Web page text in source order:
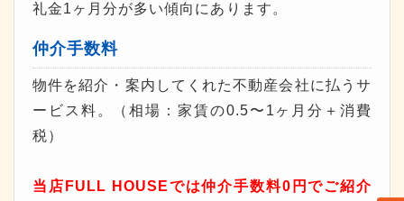
礼金1ヶ月分が多い傾向にあります。
仲介手数料
物件を紹介・案内してくれた不動産会社に払うサ
ービス料。（相場：家賃の0.5〜1ヶ月分＋消費
税）
当店FULL HOUSEでは仲介手数料0円でご紹介